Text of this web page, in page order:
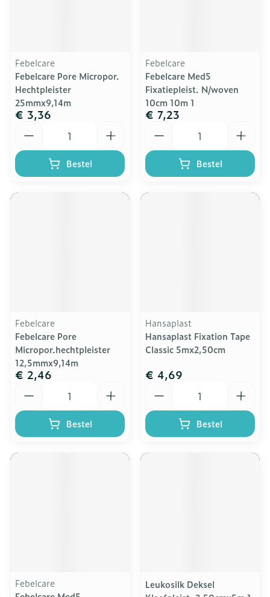
Febelcare
Febelcare Pore Micropor.
Hechtpleister
25mmx9,14m
€ 3,36
Bestel
Febelcare
Febelcare Med5
Fixatiepleist. N/woven
10cm 10m 1
€ 7,23
Bestel
Febelcare
Febelcare Pore
Micropor.hechtpleister
12,5mmx9,14m
€ 2,46
Bestel
Hansaplast
Hansaplast Fixation Tape
Classic 5mx2,50cm
€ 4,69
Bestel
Febelcare
Leukosilk Deksel